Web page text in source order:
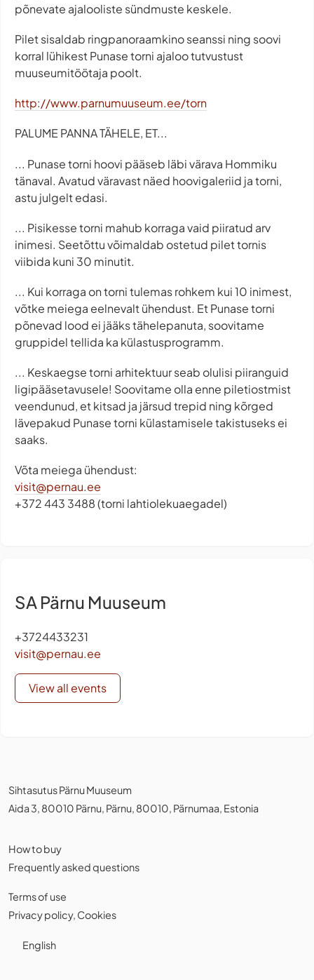
põnevate ajalooliste sündmuste keskele.
Pilet sisaldab ringpanoraamkino seanssi ning soovi
korral lühikest Punase torni ajaloo tutvustust
muuseumitöötaja poolt.
http://www.parnumuuseum.ee/torn
PALUME PANNA TÄHELE, ET...
... Punase torni hoovi pääseb läbi värava Hommiku
tänaval. Avatud väravast näed hoovigaleriid ja torni,
astu julgelt edasi.
... Pisikesse torni mahub korraga vaid piiratud arv
inimesi. Seetõttu võimaldab ostetud pilet tornis
viibida kuni 30 minutit.
... Kui korraga on torni tulemas rohkem kui 10 inimest,
võtke meiega eelnevalt ühendust. Et Punase torni
põnevad lood ei jääks tähelepanuta, soovitame
gruppidel tellida ka külastusprogramm.
... Keskaegse torni arhitektuur seab olulisi piiranguid
ligipääsetavusele! Soovitame olla enne piletiostmist
veendunud, et kitsad ja järsud trepid ning kõrged
lävepakud Punase torni külastamisele takistuseks ei
saaks.
Võta meiega ühendust:
visit@pernau.ee
+372 443 3488 (torni lahtiolekuaegadel)
SA Pärnu Muuseum
+3724433231
visit@pernau.ee
View all events
Sihtasutus Pärnu Muuseum
Aida 3, 80010 Pärnu, Pärnu, 80010, Pärnumaa, Estonia
How to buy
Frequently asked questions
Terms of use
Privacy policy, Cookies
English